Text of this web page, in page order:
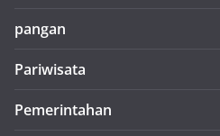
pangan
Pariwisata
Pemerintahan